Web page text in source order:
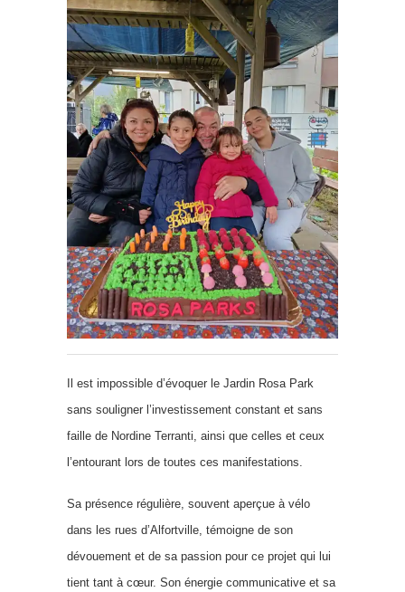
Il est impossible d’évoquer le Jardin Rosa Park
sans souligner l’investissement constant et sans
faille de Nordine Terranti, ainsi que celles et ceux
l’entourant lors de toutes ces manifestations.
Sa présence régulière, souvent aperçue à vélo
dans les rues d’Alfortville, témoigne de son
dévouement et de sa passion pour ce projet qui lui
tient tant à cœur. Son énergie communicative et sa